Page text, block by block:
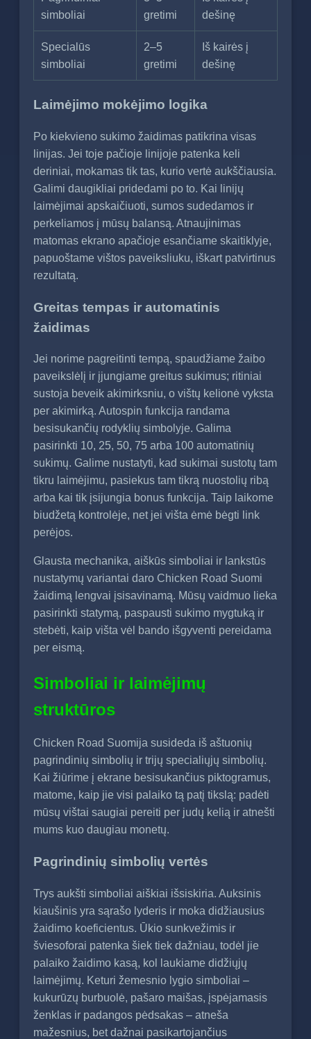
simboliai
gretimi
dešinę
Specialūs
simboliai
2–5
gretimi
Iš kairės į
dešinę
Laimėjimo mokėjimo logika
Po kiekvieno sukimo žaidimas patikrina visas
linijas. Jei toje pačioje linijoje patenka keli
deriniai, mokamas tik tas, kurio vertė aukščiausia.
Galimi daugikliai pridedami po to. Kai linijų
laimėjimai apskaičiuoti, sumos sudedamos ir
perkeliamos į mūsų balansą. Atnaujinimas
matomas ekrano apačioje esančiame skaitiklyje,
papuoštame vištos paveiksliuku, iškart patvirtinus
rezultatą.
Greitas tempas ir automatinis
žaidimas
Jei norime pagreitinti tempą, spaudžiame žaibo
paveikslėlį ir įjungiame greitus sukimus; ritiniai
sustoja beveik akimirksniu, o vištų kelionė vyksta
per akimirką. Autospin funkcija randama
besisukančių rodyklių simbolyje. Galima
pasirinkti 10, 25, 50, 75 arba 100 automatinių
sukimų. Galime nustatyti, kad sukimai sustotų tam
tikru laimėjimu, pasiekus tam tikrą nuostolių ribą
arba kai tik įsijungia bonus funkcija. Taip laikome
biudžetą kontrolėje, net jei višta ėmė bėgti link
perėjos.
Glausta mechanika, aiškūs simboliai ir lankstūs
nustatymų variantai daro Chicken Road Suomi
žaidimą lengvai įsisavinamą. Mūsų vaidmuo lieka
pasirinkti statymą, paspausti sukimo mygtuką ir
stebėti, kaip višta vėl bando išgyventi pereidama
per eismą.
Simboliai ir laimėjimų
struktūros
Chicken Road Suomija susideda iš aštuonių
pagrindinių simbolių ir trijų specialiųjų simbolių.
Kai žiūrime į ekrane besisukančius piktogramus,
matome, kaip jie visi palaiko tą patį tikslą: padėti
mūsų vištai saugiai pereiti per judų kelią ir atnešti
mums kuo daugiau monetų.
Pagrindinių simbolių vertės
Trys aukšti simboliai aiškiai išsiskiria. Auksinis
kiaušinis yra sąrašo lyderis ir moka didžiausius
žaidimo koeficientus. Ūkio sunkvežimis ir
šviesoforai patenka šiek tiek dažniau, todėl jie
palaiko žaidimo kasą, kol laukiame didžiųjų
laimėjimų. Keturi žemesnio lygio simboliai –
kukurūzų burbuolė, pašaro maišas, įspėjamasis
ženklas ir padangos pėdsakas – atneša
mažesnius, bet dažnai pasikartojančius